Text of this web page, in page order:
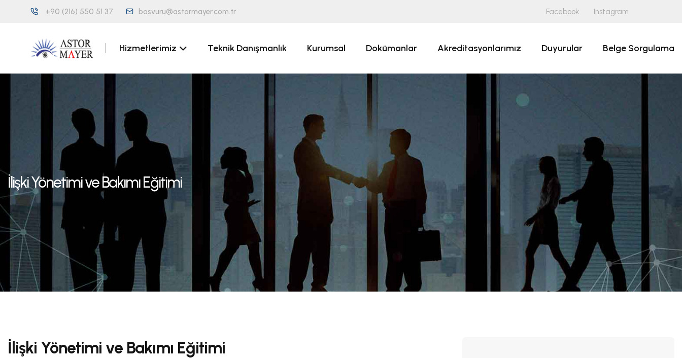
+90 (216) 550 51 37 basvuru@astormayer.com.tr Facebook Instagram
Hizmetlerimiz Teknik Danışmanlık Kurumsal Dokümanlar Akreditasyonlarımız Duyurular Belge Sorgulama
İlişki Yönetimi ve Bakımı Eğitimi
İlişki Yönetimi ve Bakımı Eğitimi